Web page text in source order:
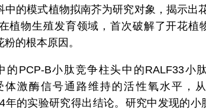
中的模式植物拟南芥为研究对象，揭示出
植物生殖发育领域，首次破解了开花植
的根本原因。
的PCP-B小肽竞争柱头中的RALF33小
体激酶信号通路维持的活性氧水平，
年的实验研究得出结论。研究中发现的小